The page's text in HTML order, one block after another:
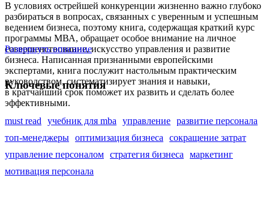
В условиях острейшей конкуренции жизненно важно глубоко
разбираться в вопросах, связанных с уверенным и успешным
ведением бизнеса, поэтому книга, содержащая краткий курс
программы МВА, обращает особое внимание на личное
совершенствование, искусство управления и развитие
бизнеса. Написанная признанными европейскими
экспертами, книга послужит настольным практическим
руководством, систематизирует знания и навыки,
в кратчайший срок поможет их развить и сделать более
эффективными.
Развернуть описание
Ключевые понятия
must read учебник для mba управление развитие персонала
топ-менеджеры оптимизация бизнеса
сокращение затрат
управление персоналом стратегия бизнеса
маркетинг
мотивация персонала